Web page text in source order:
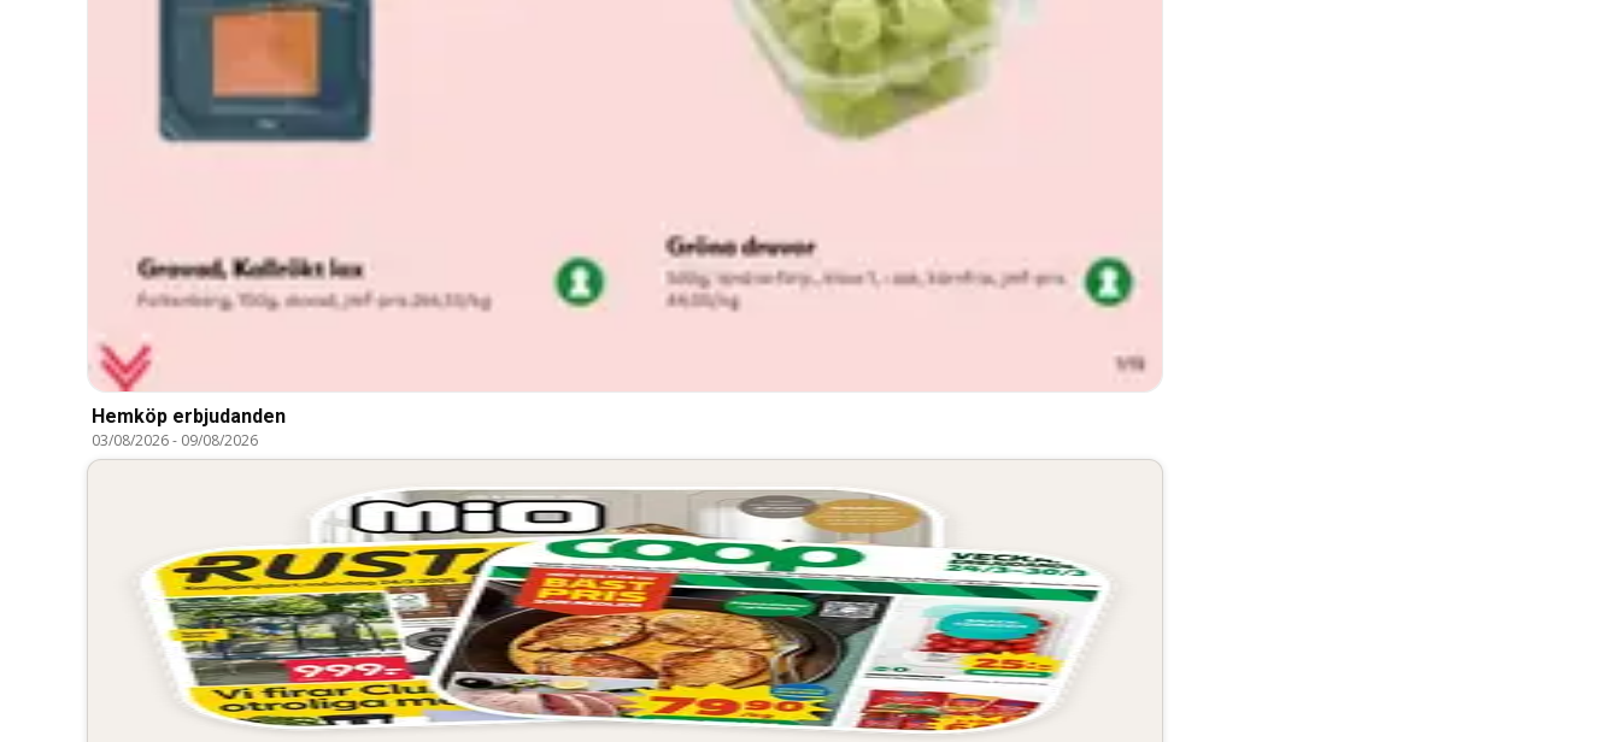
Hemköp erbjudanden
03/08/2026- 09/08/2026